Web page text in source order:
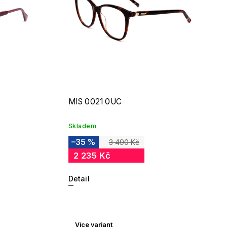
MIS 0021 0UC
Skladem
3 490 Kč
–35 %
2 235 Kč
Detail
Více variant